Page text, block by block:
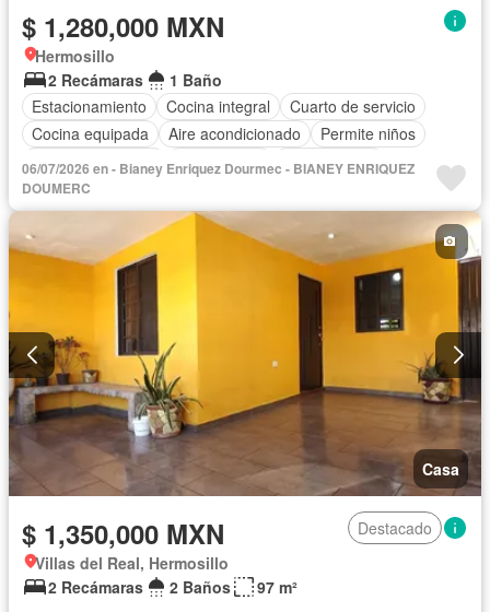
$ 1,280,000 MXN
Hermosillo
2 Recámaras
1 Baño
Estacionamiento
Cocina integral
Cuarto de servicio
Cocina equipada
Aire acondicionado
Permite niños
Permite mascotas
Solo familias Sin amueblar
06/07/2026 en - Bianey Enriquez Dourmec - BIANEY ENRIQUEZ
DOUMERC
Casa
$ 1,350,000 MXN
Destacado
Villas del Real, Hermosillo
2 Recámaras
2 Baños 97 m²